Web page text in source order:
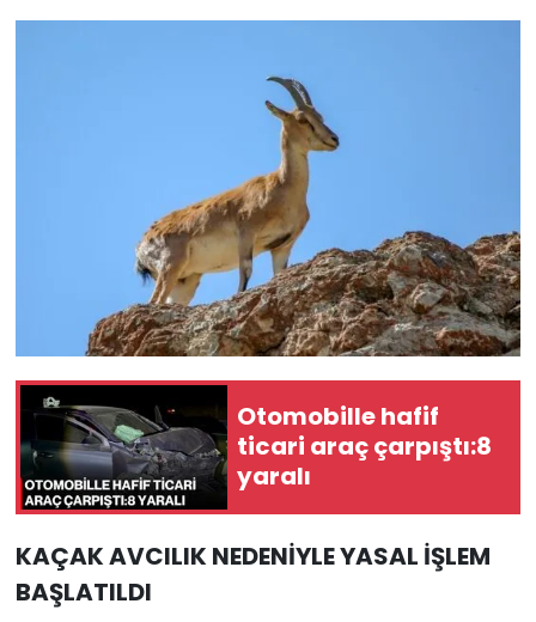
Otomobille hafif
ticari araç çarpıştı:8
yaralı
KAÇAK AVCILIK NEDENİYLE YASAL İŞLEM
BAŞLATILDI